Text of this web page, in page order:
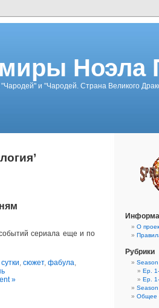
Ноэла
и "Чародей. Страна Великого
сериала еще и по
сутки, сюжет, фабула,
»
О
Рубрики
Season
Ep.
Ep.
Season
Общее